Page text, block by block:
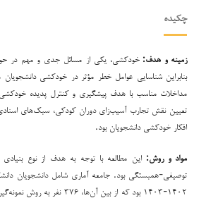
چکیده
زمینه‌ و هدف: خودکشی، یکی از مسائل جدی و مهم در
بنابراین شناسایی عوامل خطر مؤثر در خودکشی دانشجویان
مداخلات مناسب با هدف پیشگیری و کنترل پدیده
تعیین‌ نقش تجارب آسیب‌زای دوران کودکی، سبک‌های
افکار خودکشی دانشجویان بود.
مواد و روش: این‌ مطالعه‌ با توجه به هدف از نوع
توصیفی‌-همبستگی‌ بود‌. جامعه‌ آماری‌ شامل‌ دانشجویان
۱۴۰۲-۱۴۰۳ بود که‌ از بین‌